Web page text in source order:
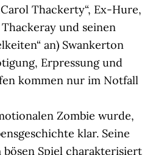
Thackerty“, Ex-Hure,
und seinen
an) Swankerton
Erpressung und
kommen nur im Notfall
Zombie wurde,
klar. Seine
Spiel charakterisiert